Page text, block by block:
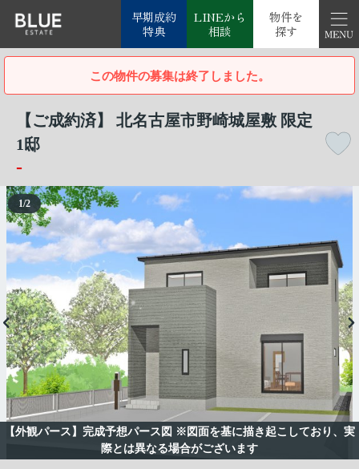
早期成約
特典
LINEから
相談
物件を
探す
この物件の募集は終了しました。
【ご成約済】 北名古屋市野崎城屋敷 限定
1邸
-
【外観パース】完成予想パース図 ※図面を基に描き起こしており、実
際とは異なる場合がございます
1/2